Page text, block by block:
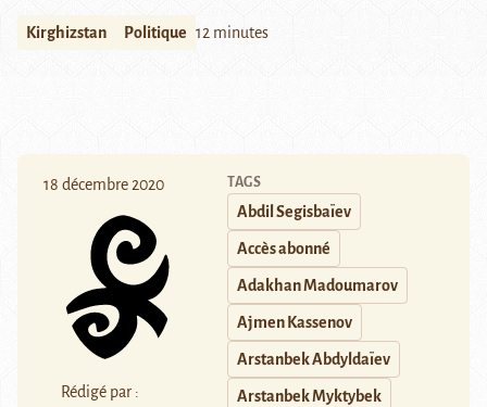
Kirghizstan Politique 12 minutes
18 décembre 2020
Rédigé par :
TAGS
Abdil Segisbaïev
Accès abonné
Adakhan Madoumarov
Ajmen Kassenov
Arstanbek Abdyldaïev
Arstanbek Myktybek